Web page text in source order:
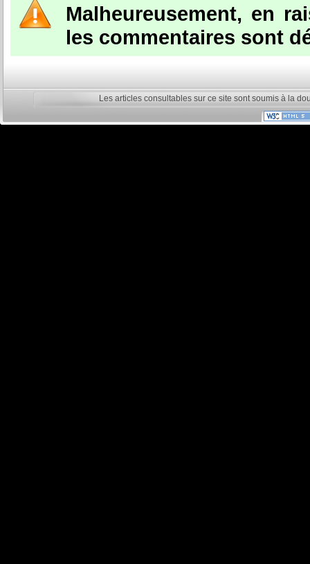
Malheureusement, en
les commentaires sont
Les articles consultables sur ce site sont soumis à la